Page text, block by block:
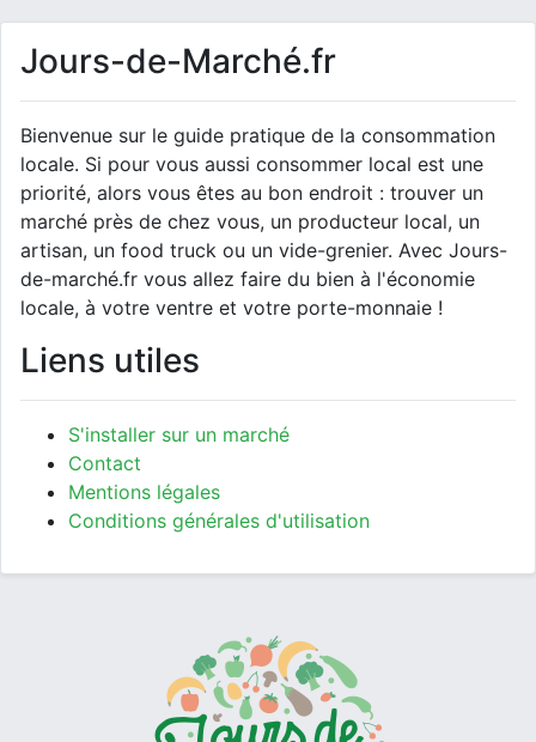
Jours-de-Marché.fr
Bienvenue sur le guide pratique de la consommation
locale. Si pour vous aussi consommer local est une
priorité, alors vous êtes au bon endroit : trouver un
marché près de chez vous, un producteur local, un
artisan, un food truck ou un vide-grenier. Avec Jours-
de-marché.fr vous allez faire du bien à l'économie
locale, à votre ventre et votre porte-monnaie !
Liens utiles
S'installer sur un marché
Contact
Mentions légales
Conditions générales d'utilisation